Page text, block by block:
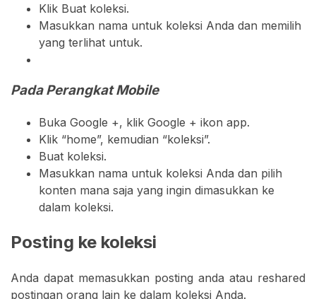
Klik Buat koleksi.
Masukkan nama untuk koleksi Anda dan memilih
yang terlihat untuk.
Pada Perangkat Mobile
Buka Google +, klik Google + ikon app.
Klik “home”, kemudian “koleksi”.
Buat koleksi.
Masukkan nama untuk koleksi Anda dan pilih
konten mana saja yang ingin dimasukkan ke
dalam koleksi.
Posting ke koleksi
Anda dapat memasukkan posting anda atau reshared
postingan orang lain ke dalam koleksi Anda.